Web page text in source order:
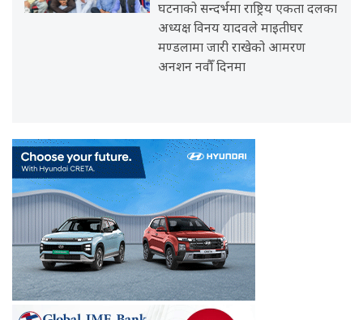
घटनाको सन्दर्भमा राष्ट्रिय एकता दलका
अध्यक्ष विनय यादवले माइतीघर
मण्डलामा जारी राखेको आमरण
अनशन नवौँ दिनमा